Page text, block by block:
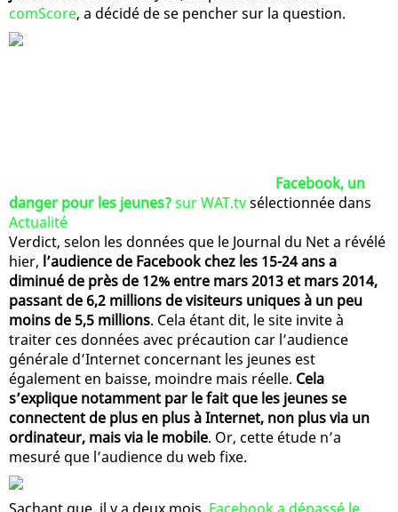
comScore, a décidé de se pencher sur la question.
Facebook, un
danger pour les jeunes?sur WAT.tvsélectionnée dans
Actualité
Verdict, selon les données que le Journal du Net a révélé
hier, l’audience de Facebook chez les 15-24 ans a
diminué de près de 12% entre mars 2013 et mars 2014,
passant de 6,2 millions de visiteurs uniques à un peu
moins de 5,5 millions. Cela étant dit, le site invite à
traiter ces données avec précaution car l’audience
générale d’Internet concernant les jeunes est
également en baisse, moindre mais réelle. Cela
s’explique notamment par le fait que les jeunes se
connectent de plus en plus à Internet, non plus via un
ordinateur, mais via le mobile. Or, cette étude n’a
mesuré que l’audience du web fixe.